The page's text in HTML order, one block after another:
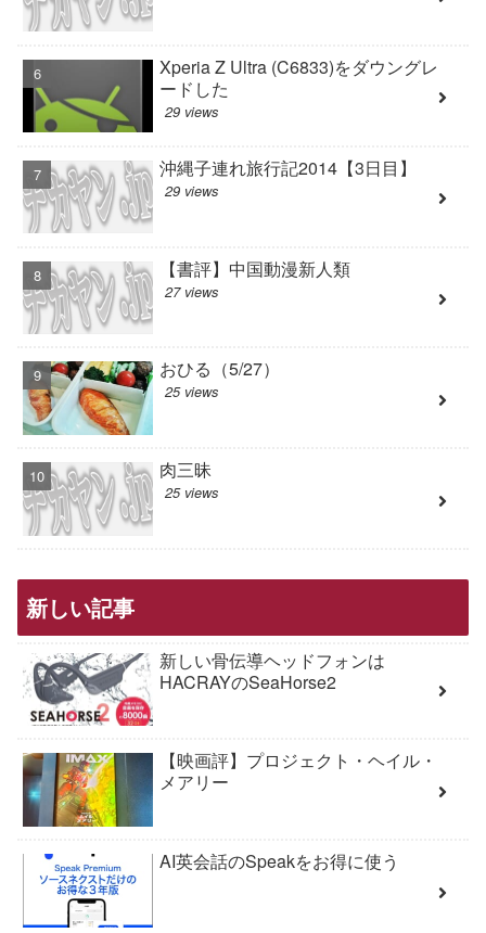
Xperia Z Ultra (C6833)をダウングレ
ードした
29 views
沖縄子連れ旅行記2014【3日目】
29 views
【書評】中国動漫新人類
27 views
おひる（5/27）
25 views
肉三昧
25 views
新しい記事
新しい骨伝導ヘッドフォンは
HACRAYのSeaHorse2
【映画評】プロジェクト・ヘイル・
メアリー
AI英会話のSpeakをお得に使う